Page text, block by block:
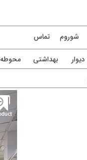
شوروم تماس
بهداشتی محوطه